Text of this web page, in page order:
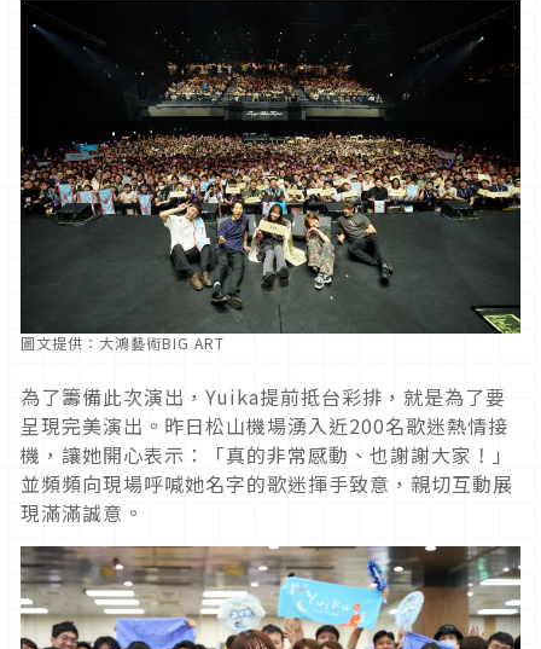
圖文提供：大鴻藝術BIG ART
為了籌備此次演出，Yuika提前抵台彩排，就是為了要
呈現完美演出。昨日松山機場湧入近200名歌迷熱情接
機，讓她開心表示：「真的非常感動、也謝謝大家！」
並頻頻向現場呼喊她名字的歌迷揮手致意，親切互動展
現滿滿誠意。